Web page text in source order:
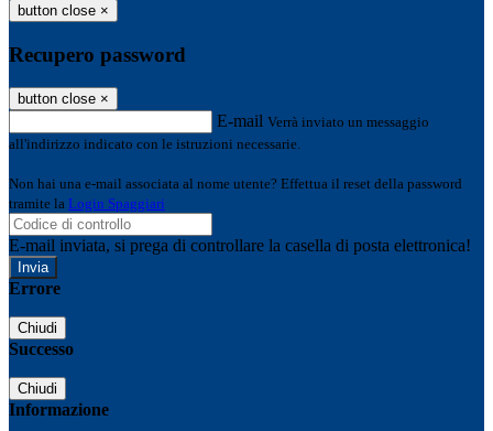
button close ×
Recupero password
button close ×
E-mail Verrà inviato un messaggio
all'indirizzo indicato con le istruzioni necessarie.
Non hai una e-mail associata al nome utente? Effettua il reset della password
tramite la Login Spaggiari
E-mail inviata, si prega di controllare la casella di posta elettronica!
Errore
Chiudi
Successo
Chiudi
Informazione